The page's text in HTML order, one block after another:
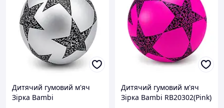
Дитячий гумовий м'яч
Зірка Bambi
Дитячий гумовий м'яч
Зірка Bambi RB20302(Pink)